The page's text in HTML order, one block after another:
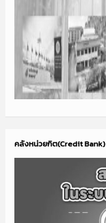
คลังหน่วยกิต(Credit Bank)